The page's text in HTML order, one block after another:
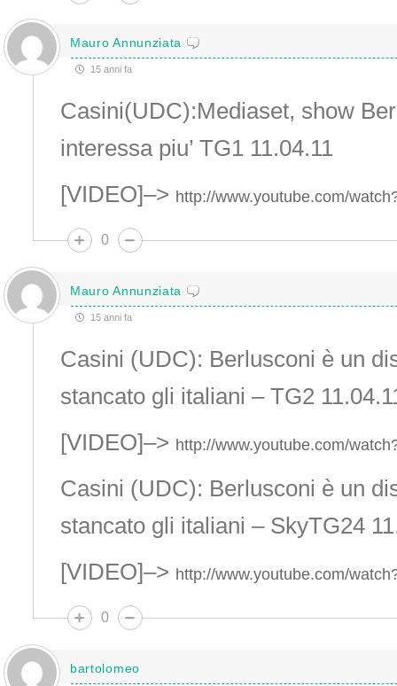
Mauro Annunziata
15 anni fa
Casini(UDC):Mediaset, show
interessa piu’ TG1 11.04.11
[VIDEO]–> http://www.youtube.com/
0
Mauro Annunziata
15 anni fa
Casini (UDC): Berlusconi è un
stancato gli italiani – TG2
[VIDEO]–> http://www.youtube.com/
Casini (UDC): Berlusconi è un
stancato gli italiani – SkyTG24
[VIDEO]–> http://www.youtube.com/
0
bartolomeo